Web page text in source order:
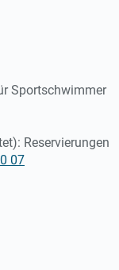
Sportschwimmer
Reservierungen
07